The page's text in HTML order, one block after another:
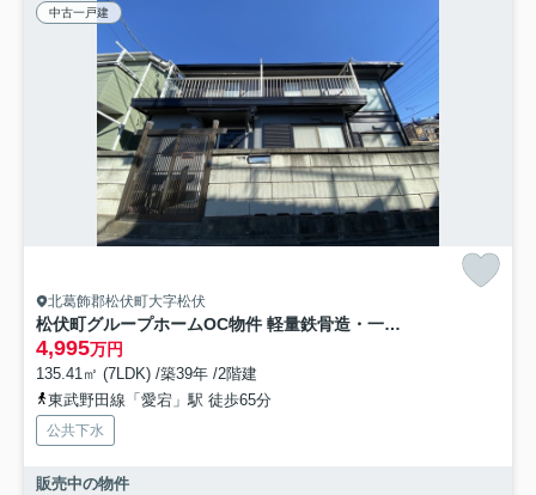
中古一戸建
北葛飾郡松伏町大字松伏
松伏町グループホームOC物件 軽量鉄骨造・一戸建
4,995万円
135.41㎡ (7LDK) /築39年 /2階建
東武野田線「愛宕」駅 徒歩65分
公共下水
販売中の物件